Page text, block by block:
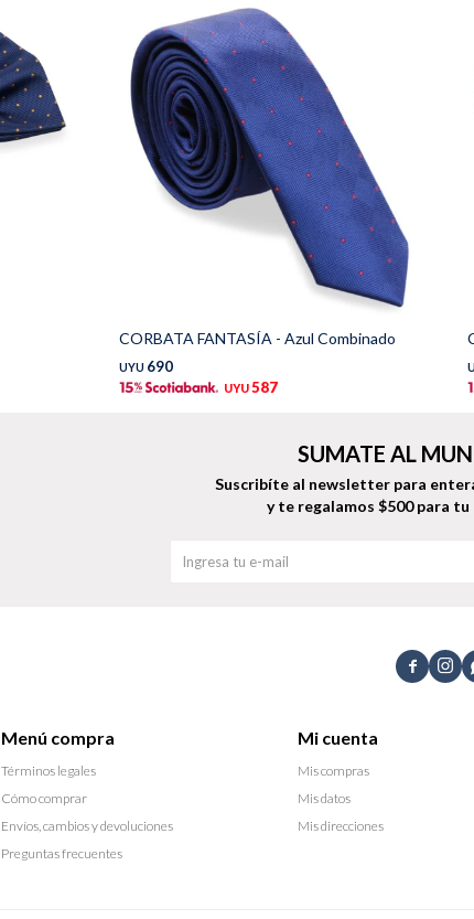
CORBATA FANTASÍA - Azul Combinado
UYU 690
UYU587
 
Menú compra
Términos legales
Cómo comprar
Envíos, cambios y devoluciones
Preguntas frecuentes
Mi cuenta
Mis compras
Mis datos
Mis direcciones
SUMATE AL
Suscribíte al newsletter para
y te regalamos $500 para